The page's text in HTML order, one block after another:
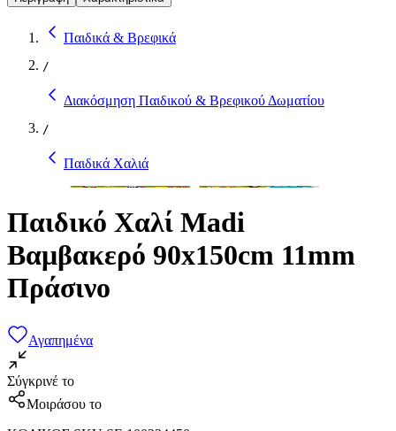
Παιδικά & Βρεφικά
/
Διακόσμηση Παιδικού & Βρεφικού Δωματίου
/
Παιδικά Χαλιά
Παιδικό Χαλί Madi
Βαμβακερό 90x150cm 11mm
Πράσινο
Αγαπημένα
Σύγκρινέ το
Μοιράσου το